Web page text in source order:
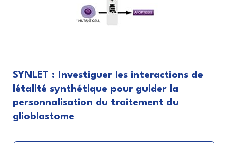
SYNLET : Investiguer les interactions de
létalité synthétique pour guider la
personnalisation du traitement du
glioblastome